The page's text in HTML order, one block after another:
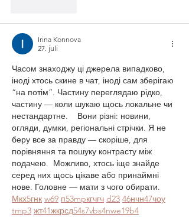
Irina Konnova
27. juli
Часом знаходжу ці джерела випадково,
іноді хтось скине в чат, іноді сам зберігаю
“на потім”. Частину переглядаю рідко,
частину — коли шукаю щось локальне чи
нестандартне.    Вони різні: новини,
огляди, думки, регіональні стрічки. Я не
беру все за правду — скоріше, для
порівняння та пошуку контрасту між
подачею.  Можливо, хтось іще знайде
серед них щось цікаве або принаймні
нове. Головне — мати з чого обирати.
Мкх5гнк w69 п53mpкгчгч d23 46нчн47чоу
tmp3 жт41жкрсд54s7vbs4nwe19b4